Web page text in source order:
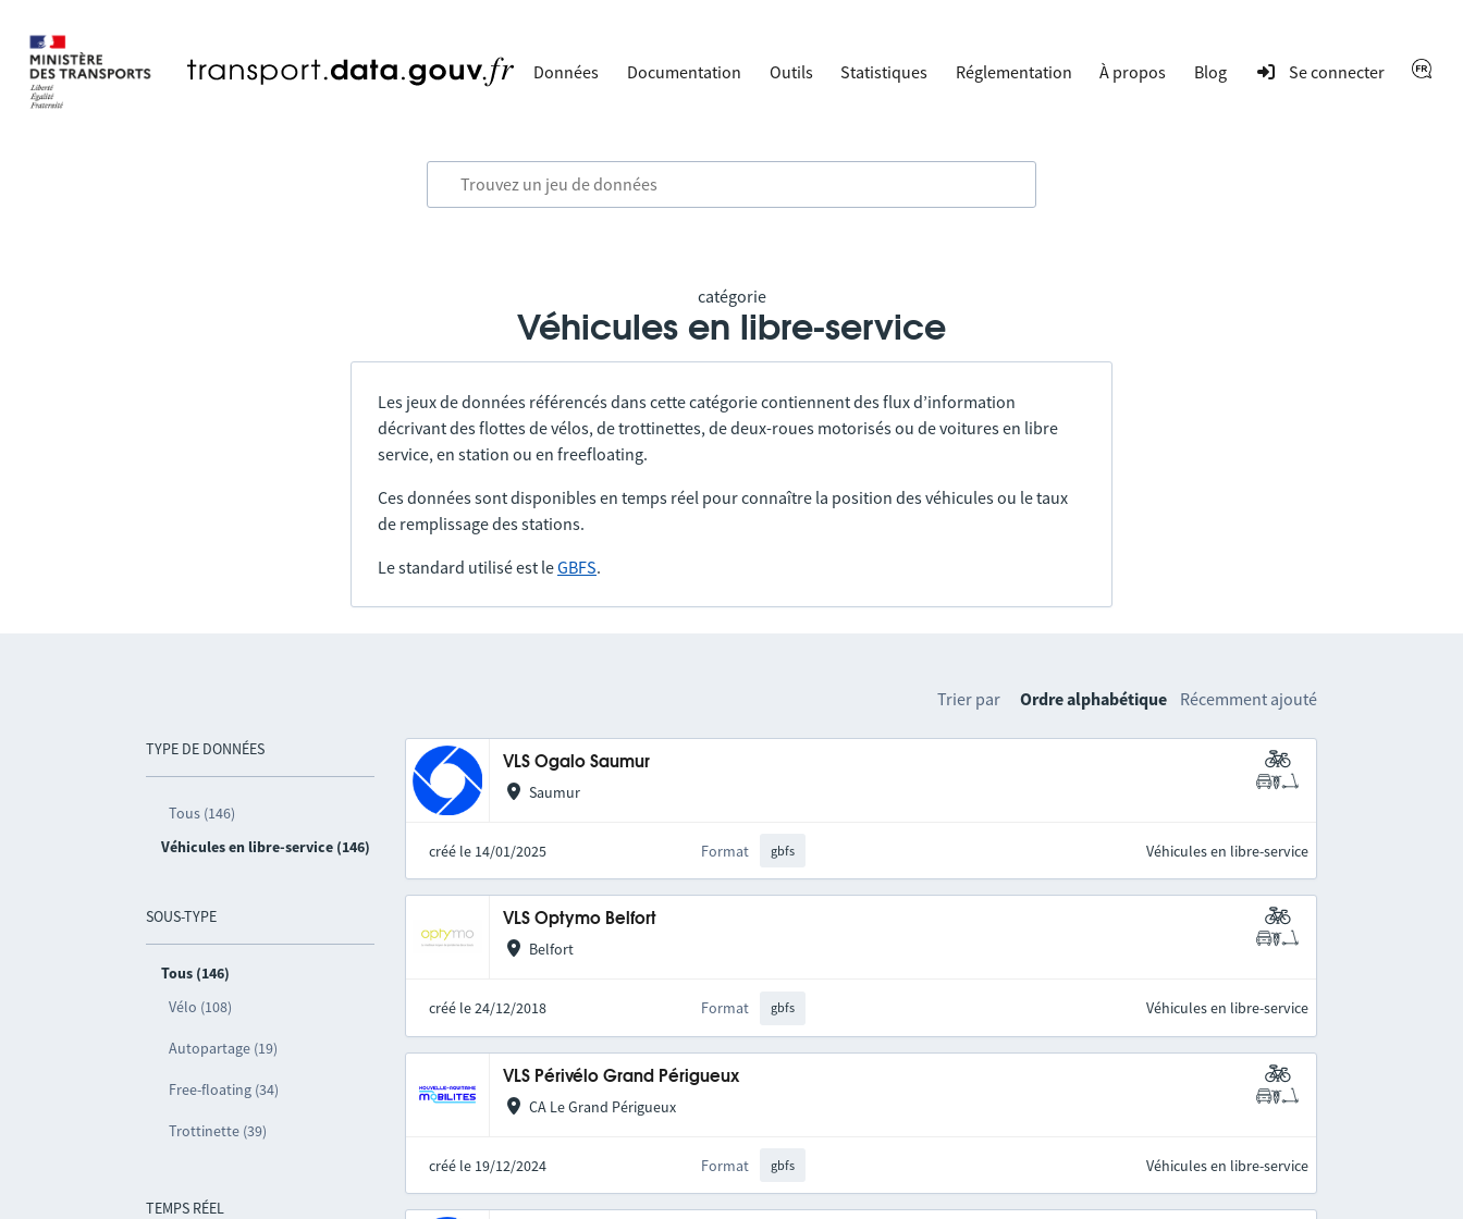
Données Documentation Outils Statistiques Réglementation À propos Blog Se connecter
catégorie
Véhicules en libre-service
Les jeux de données référencés dans cette catégorie contiennent des flux d’information
décrivant des flottes de vélos, de trottinettes, de deux-roues motorisés ou de voitures en libre
service, en station ou en freefloating.
Ces données sont disponibles en temps réel pour connaître la position des véhicules ou le taux
de remplissage des stations.
Le standard utilisé est leGBFS.
TYPE DE DONNÉES
Tous (146)
Véhicules en libre-service (146)
SOUS-TYPE
Tous (146)
Vélo (108)
Autopartage (19)
Free-floating (34)
Trottinette (39)
TEMPS RÉEL
Trier par Ordre alphabétique Récemment ajouté
VLS Ogalo Saumur
Saumur
créé le 14/01/2025 Format gbfs Véhicules en libre-service
VLS Optymo Belfort
Belfort
créé le 24/12/2018 Format gbfs Véhicules en libre-service
VLS Périvélo Grand Périgueux
CA Le Grand Périgueux
créé le 19/12/2024 Format gbfs Véhicules en libre-service